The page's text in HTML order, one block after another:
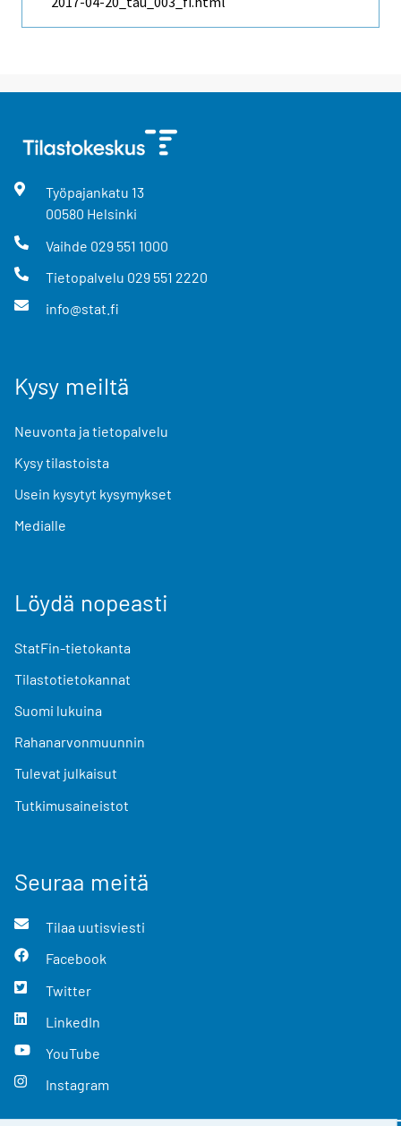
Työpajankatu 13
00580 Helsinki
Vaihde 029 551 1000
Tietopalvelu 029 551 2220
info@stat.fi
Kysy meiltä
Neuvonta ja tietopalvelu
Kysy tilastoista
Usein kysytyt kysymykset
Medialle
Löydä nopeasti
StatFin-tietokanta
Tilastotietokannat
Suomi lukuina
Rahanarvonmuunnin
Tulevat julkaisut
Tutkimusaineistot
Seuraa meitä
Tilaa uutisviesti
Facebook
Twitter
LinkedIn
YouTube
Instagram